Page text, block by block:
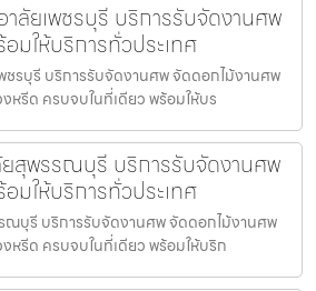
าลัยเพชรบุรี บริการรับจัดงานศพ
มให้บริการทั่วประเทศ
ชรบุรี บริการรับจัดงานศพ จัดดอกไม้งานศพ
หรีด ครบจบในที่เดียว พร้อมให้บร
ยสุพรรณบุรี บริการรับจัดงานศพ
มให้บริการทั่วประเทศ
ณบุรี บริการรับจัดงานศพ จัดดอกไม้งานศพ
หรีด ครบจบในที่เดียว พร้อมให้บริก